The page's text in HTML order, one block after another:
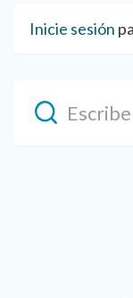
Inicie sesión